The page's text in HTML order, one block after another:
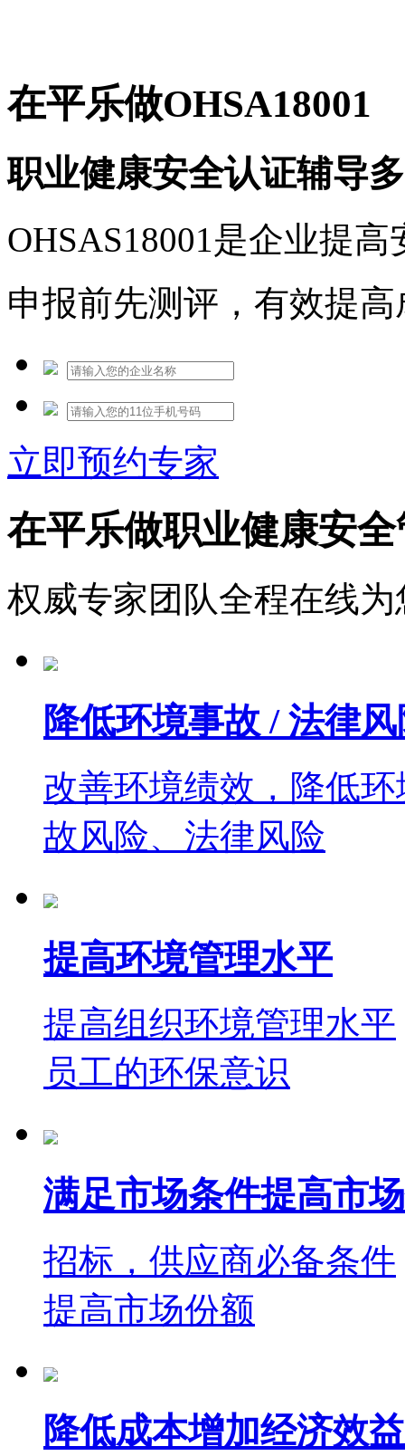
在平乐做OHSA18001
职业健康安全认证辅导
OHSAS18001是企业提
申报前先测评，有效提
立即预约专家
在平乐做职业健康安
权威专家团队全程在线
降低环境事故 / 法律
改善环境绩效，降低环
故风险、法律风险
提高环境管理水平
提高组织环境管理水平
员工的环保意识
满足市场条件提高市
招标，供应商必备条件
提高市场份额
降低成本增加经济效益